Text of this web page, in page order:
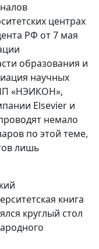
центрах
РФ от 7 мая
образования и
научных
«НЭИКОН»,
Elsevier и
немало
по этой теме,
лишь
книга
круглый стол